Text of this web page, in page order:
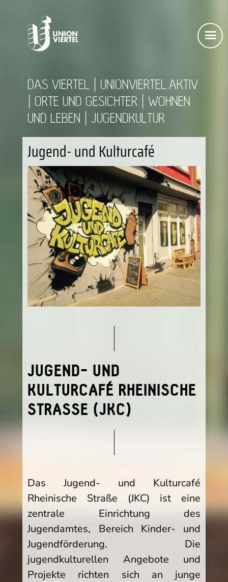
DAS VIERTEL
UNIONVIERTEL.AKTIV
ORTE UND GESICHTER
WOHNEN
UND LEBEN
JUGENDKULTUR
Jugend- und Kulturcafé
JUGEND- UND
KULTURCAFÉ RHEINISCHE
STRASSE (JKC)
Das Jugend- und Kulturcafé
Rheinische Straße (JKC) ist eine
zentrale Einrichtung des
Jugendamtes, Bereich Kinder- und
Jugendförderung. Die
jugendkulturellen Angebote und
Projekte richten sich an junge